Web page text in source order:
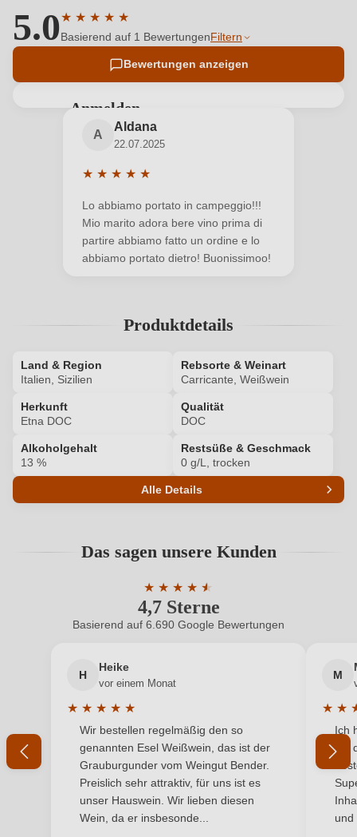
5.0★ ★ ★ ★ ★
Durchschnittliche Bewertung von 5 von 5 Sternen
Basierend auf 1 BewertungenFiltern
Bewertungen anzeigen
Anmelden
Bewertungen können nur von angemeldeten
Benutzern abgegeben werden. Bitte loggen Sie sich
Neuer Kunde?Neuer Kunde?
Ihre E-Mail-Adresse
Ihr Passwort
Ich habe mein Passwort vergessen
ANMELDEN
A
Aldana
22.07.2025
★ ★ ★ ★ ★
Lo abbiamo portato in campeggio!!!
Mio marito adora bere vino prima di
partire abbiamo fatto un ordine e lo
abbiamo portato dietro! Buonissimoo!
Produktdetails
Land & Region
Italien, Sizilien
Rebsorte & Weinart
Carricante, Weißwein
Herkunft
Etna DOC
Qualität
DOC
Alkoholgehalt
13 %
Restsüße & Geschmack
0 g/L, trocken
Alle Details
Alkoholgehalt in %
Bio-Kontrollstelle T04Z
Bio-Kontrollstelle Shop DE-ÖKO-060
Flaschenverschluss Naturkorken
Geographische Angabe Etna DOC
Das sagen unsere Kunden
4,7 Sterne
★ ★ ★ ★ ★
★
Durchschnittliche Bewertung von 4.7
Basierend auf 6.690 Google Bewertungen
H
Heike
vor einem Monat
★ ★ ★ ★ ★
Durchschnittliche Bewertung von 5 von 5 Sternen
Wir bestellen regelmäßig den so
genannten Esel Weißwein, das ist der
Grauburgunder vom Weingut Bender.
Preislich sehr attraktiv, für uns ist es
unser Hauswein. Wir lieben diesen
Wein, da er insbesonde...
M
★ ★
Ich
mit
und